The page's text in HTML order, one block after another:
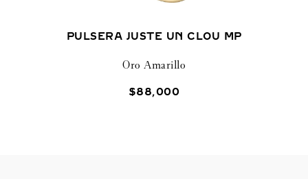
PULSERA JUSTE UN CLOU MP
Oro Amarillo
$88,000